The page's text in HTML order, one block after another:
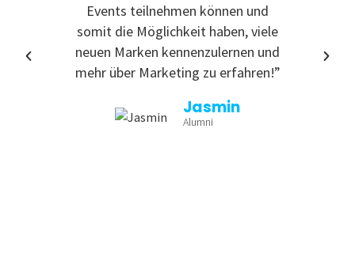
Events teilnehmen können und
somit die Möglichkeit haben, viele
neuen Marken kennenzulernen und
mehr über Marketing zu erfahren!”
Jasmin
Alumni